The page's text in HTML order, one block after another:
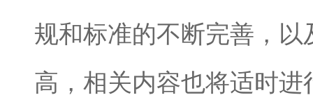
规和标准的不断完善，
高，相关内容也将适时进